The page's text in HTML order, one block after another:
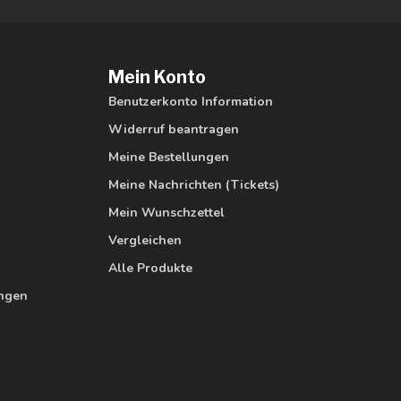
Mein Konto
Benutzerkonto Information
Widerruf beantragen
Meine Bestellungen
Meine Nachrichten (Tickets)
Mein Wunschzettel
Vergleichen
Alle Produkte